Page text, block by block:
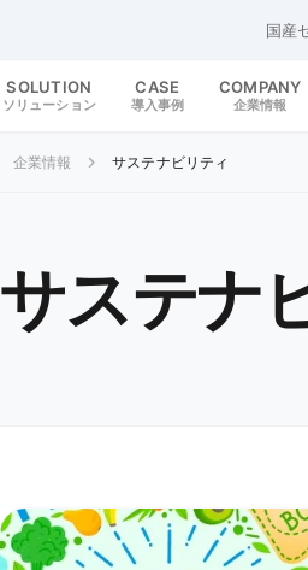
国産
SOLUTION
ソリューション
CASE
導入事例
COMPANY
企業情報
企業情報 サステナビリティ
サステナ